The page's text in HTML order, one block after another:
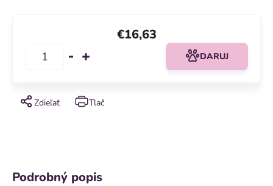
Tlač
Zdieľať
€16,63
DARUJ
Podrobný popis